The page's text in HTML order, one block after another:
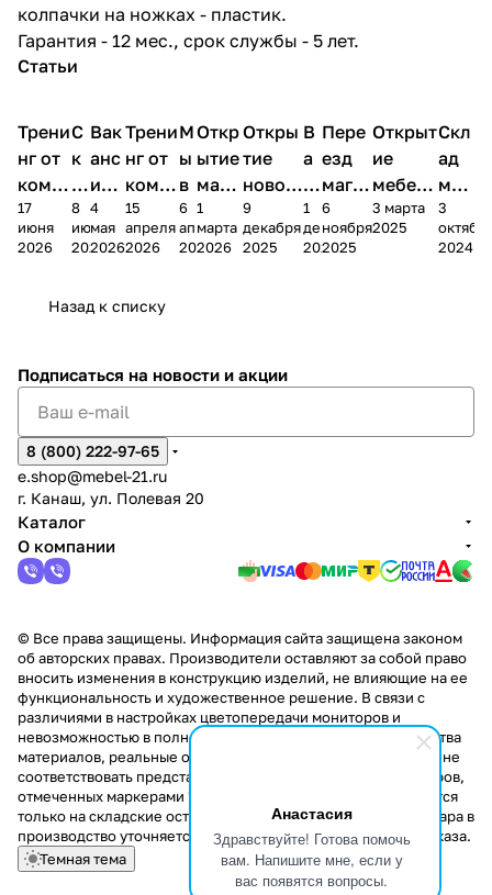
Анастасия
Здравствуйте! Готова помочь
вам. Напишите мне, если у
вас появятся вопросы.
колпачки на ножках - пластик.
Гарантия - 12 мес., срок службы - 5 лет.
Статьи
Трени
нг от
комп
ании
Мело
17
июня
2026
С
к
и
д
к
2
8
июня
2026
Вак
анс
ия в
Чеб
окс
4
мая
2026
Трени
нг от
комп
ании
Мело
15
апреля
2026
М
ы
в
М
А
6
апреля
2026
Откр
ытие
мага
зина
в
1
марта
2026
Откры
тие
новог
о
магаз
9
декабря
2025
В
а
к
а
н
1
декабря
2025
Пере
езд
магаз
ина в
г.
6
ноября
2025
Открыт
ие
мебель
ного
салона
3 марта
2025
Скл
ад
меб
ели
пер
3
2024
Назад к списку
Подписаться на новости и акции
8 (800) 222-97-65
e.shop@mebel-21.ru
г. Канаш, ул. Полевая 20
Каталог
О компании
© Все права защищены. Информация сайта защищена законом
об авторских правах. Производители оставляют за собой право
вносить изменения в конструкцию изделий, не влияющие на ее
функциональность и художественное решение. В связи с
различиями в настройках цветопередачи мониторов и
невозможностью в полной мере передать некоторые свойства
материалов, реальные оттенки и текстуры продукции могут не
соответствовать представленным на сайте. Стоимость товаров,
отмеченных маркерами "Скидка!" и "Акция!" распространяется
только на складские остатки. Стоимость заказа данного товара в
производство уточняется у менеджера при оформлении заказа.
Темная тема